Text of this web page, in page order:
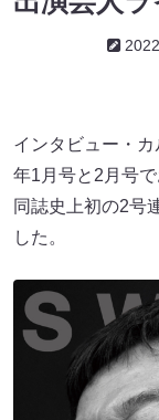
インタビュー・
年1月号と2月号
同誌史上初の2号
した。